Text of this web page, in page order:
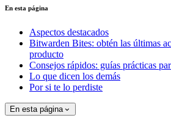
En esta página
Aspectos destacados
Bitwarden Bites: obtén las últimas
producto
Consejos rápidos: guías prácticas
Lo que dicen los demás
Por si te lo perdiste
En esta página